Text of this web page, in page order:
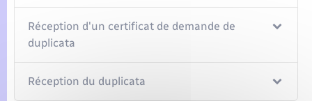
Réception d'un certificat de demande de
duplicata
Réception du duplicata